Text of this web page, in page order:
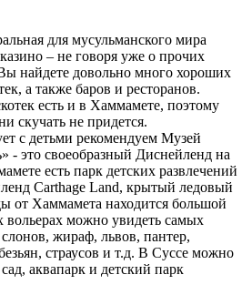
для мусульманского мира
– не говоря уже о прочих
найдете довольно много хороших
а также баров и ресторанов.
есть и в Хаммамете, поэтому
скучать не придется.
с детьми рекомендуем Музей
- это своеобразный Диснейленд на
есть парк детских развлечений
Carthage Land, крытый ледовый
от Хаммамета находится большой
вольерах можно увидеть самых
жираф, львов, пантер,
страусов и т.д. В Суссе можно
аквапарк и детский парк